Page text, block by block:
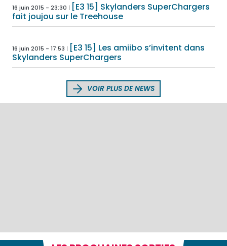
16 juin 2015 - 23:30
[E3 15] Skylanders SuperChargers
fait joujou sur le Treehouse
16 juin 2015 - 17:53
[E3 15] Les amiibo s’invitent dans
Skylanders SuperChargers
VOIR PLUS DE NEWS